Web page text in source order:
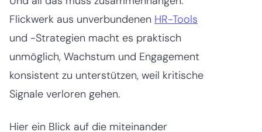
Flickwerk aus unverbundenen HR-Tools
und -Strategien macht es praktisch
unmöglich, Wachstum und Engagement
konsistent zu unterstützen, weil kritische
Signale verloren gehen.
Hier ein Blick auf die miteinander